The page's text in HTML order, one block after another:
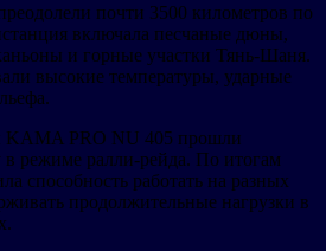
почти 3500 километров по
включала песчаные дюны,
и горные участки Тянь-Шаня.
высокие температуры, ударные
KAMA PRO NU 405 прошли
в режиме ралли-рейда. По итогам
способность работать на разных
продолжительные нагрузки в